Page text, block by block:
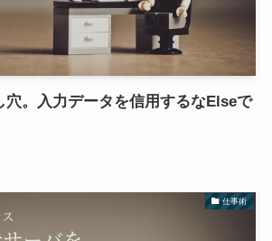
穴。入力データを信用するなElseで
仕事術